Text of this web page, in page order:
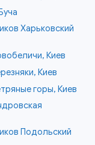
Харьковский
Киев
Киев
горы, Киев
Подольский